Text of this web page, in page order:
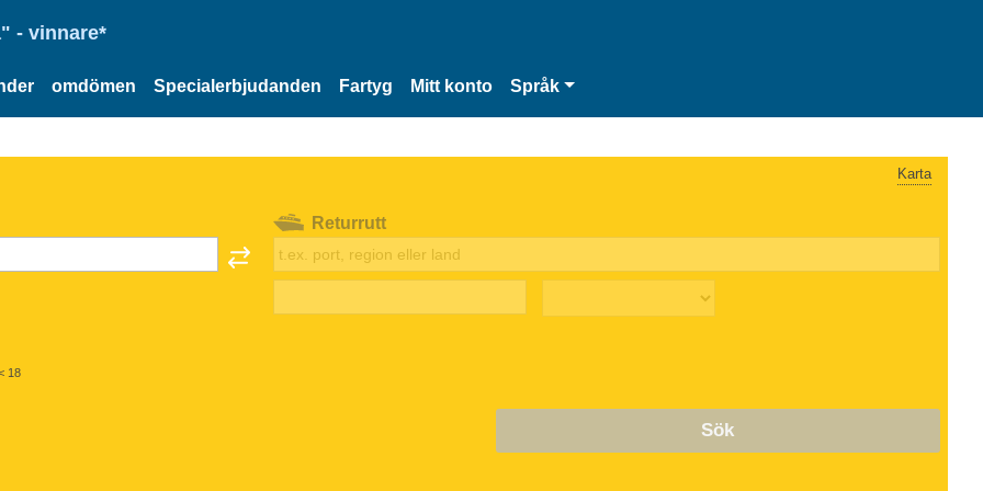
- vinnare*
omdömen Specialerbjudanden Fartyg Mitt konto Språk
Karta
18
Returrutt
Sök